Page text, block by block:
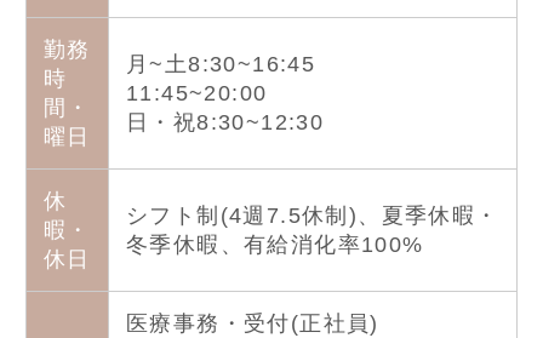
勤務
時
間・
曜日
月~土8:30~16:45
11:45~20:00
日・祝8:30~12:30
休
暇・
休日
シフト制(4週7.5休制)、夏季休暇・
冬季休暇、有給消化率100%
医療事務・受付(正社員)